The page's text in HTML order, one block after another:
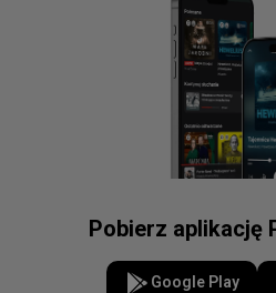
Pobierz aplikację
Google Play